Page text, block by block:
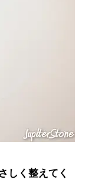
しく整えてく